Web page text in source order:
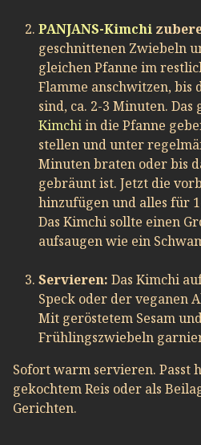
PANJANS-Kimchi
geschnittenen Zwiebeln
gleichen Pfanne im
Flamme anschwitzen, bis
sind, ca. 2-3 Minuten. Das
Kimchiin die Pfanne
stellen und unter
Minuten braten oder bis
gebräunt ist. Jetzt die
hinzufügen und alles für
Das Kimchi sollte einen
aufsaugen wie ein
Servieren: Das Kimchi
Speck oder der veganen
Mit geröstetem Sesam
Frühlingszwiebeln
Sofort warm servieren. Passt
gekochtem Reis oder als
Gerichten.